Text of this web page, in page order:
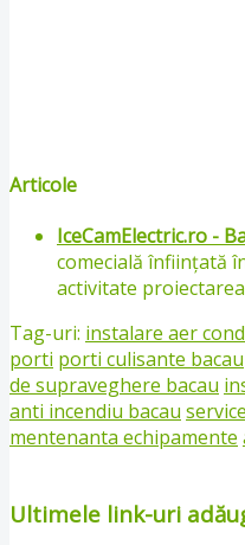
Articole
IceCamElectric.ro -
comecială înființată
activitate
Tag-uri: instalare aer
porti porti culisante bacau
de supraveghere bacau
anti incendiu bacau
mentenanta echipamente
Ultimele link-uri